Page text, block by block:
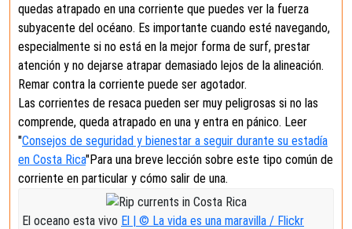
quedas atrapado en una corriente que puedes ver la fuerza
subyacente del océano. Es importante cuando esté navegando,
especialmente si no está en la mejor forma de surf, prestar
atención y no dejarse atrapar demasiado lejos de la alineación.
Remar contra la corriente puede ser agotador.
Las corrientes de resaca pueden ser muy peligrosas si no las
comprende, queda atrapado en una y entra en pánico. Leer
"Consejos de seguridad y bienestar a seguir durante su estadía
en Costa Rica"Para una breve lección sobre este tipo común de
corriente en particular y cómo salir de una.
El oceano esta vivo El | © La vida es una maravilla / Flickr